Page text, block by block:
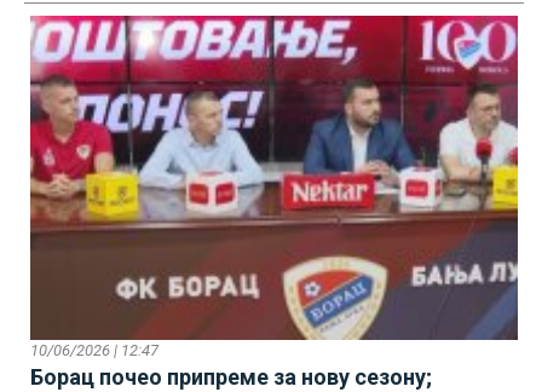
10/06/2026 | 12:47
Борац почео припреме за нову сезону;